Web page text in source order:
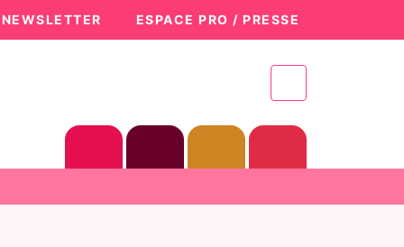
ESPACE PRO / PRESSE